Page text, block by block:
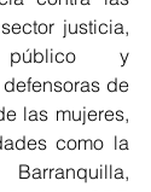
justicia,
público y
de
las mujeres,
como la